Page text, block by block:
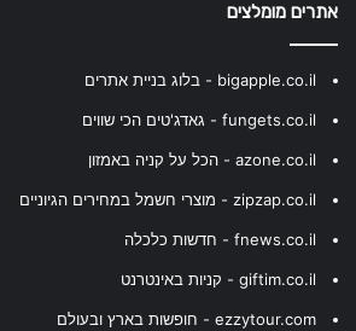
אתרים מומלצים
bigapple.co.il - בלוג בניית אתרים
fungets.co.il - גאדג'טים הכי שווים
azone.co.il - הכל על קניה באמזון
zipzap.co.il - מוצרי חשמל במחירים הגיוניים
fnews.co.il - חדשות כלכלה
giftim.co.il - קניות באינטרנט
ezzytour.com - חופשות בארץ ובעולם